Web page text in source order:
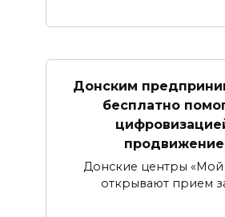
Донским
бесплатно
Донские центры «Мой
открывают прием